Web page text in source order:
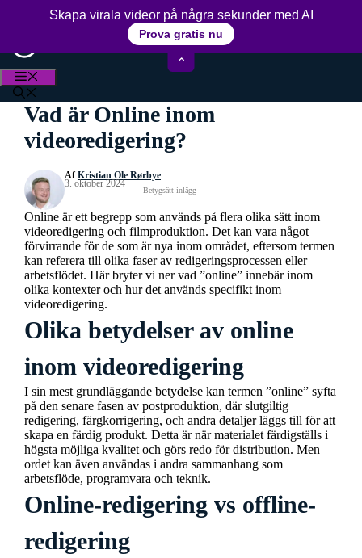
15+ års erfarenhet av videoredigering
Vad är Online inom
videoredigering?
AfKristian Ole Rørbye
3. oktober 2024
Betygsätt inlägg
Online är ett begrepp som används på flera olika sätt inom
videoredigering och filmproduktion. Det kan vara något
förvirrande för de som är nya inom området, eftersom termen
kan referera till olika faser av redigeringsprocessen eller
arbetsflödet. Här bryter vi ner vad ”online” innebär inom
olika kontexter och hur det används specifikt inom
videoredigering.
Olika betydelser av online
inom videoredigering
I sin mest grundläggande betydelse kan termen ”online” syfta
på den senare fasen av postproduktion, där slutgiltig
redigering, färgkorrigering, och andra detaljer läggs till för att
skapa en färdig produkt. Detta är när materialet färdigställs i
högsta möjliga kvalitet och görs redo för distribution. Men
ordet kan även användas i andra sammanhang som
arbetsflöde, programvara och teknik.
Online-redigering vs offline-
redigering
Skapa virala videor på några sekunder med AI
Prova gratis nu
⌃